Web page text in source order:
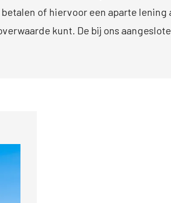
of hiervoor een aparte
kunt. De bij ons